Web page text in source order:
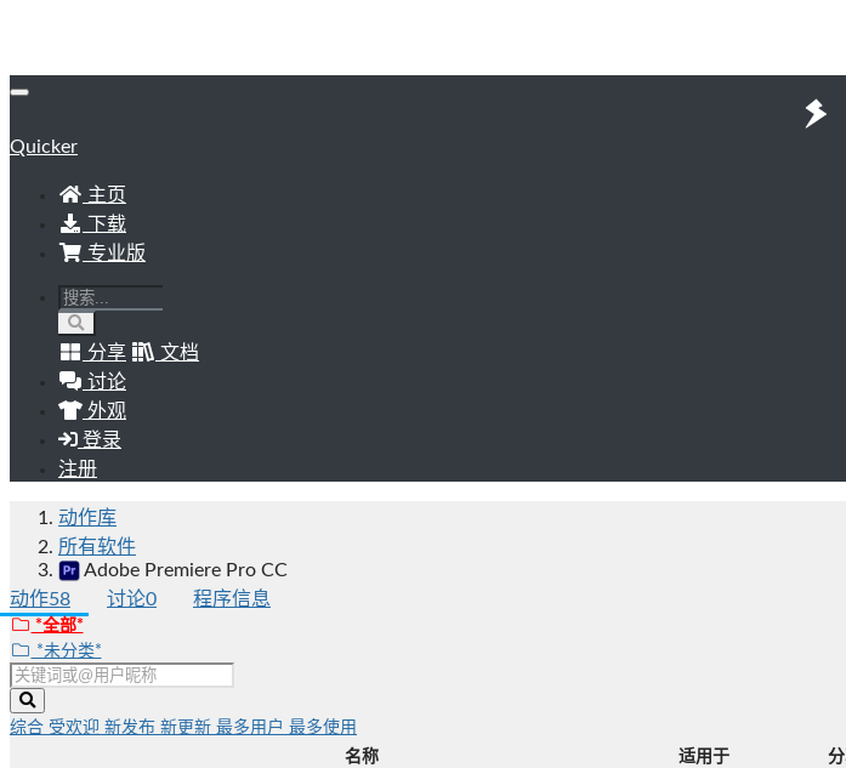
Quicker
主页
下载
专业版
分享
文档
讨论
外观
登录
注册
动作库
所有软件
Adobe Premiere Pro CC
动作58 讨论0 程序信息
*全部*
*未分类*
综合 受欢迎 新发布 新更新 最多用户 最多使用
名称
适用于